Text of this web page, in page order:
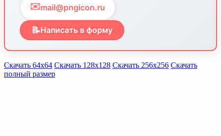
✉️mail@pngicon.ru
📝Написать в форму
Скачать 64х64 Скачать 128х128 Скачать 256х256 Скачать
полный размер